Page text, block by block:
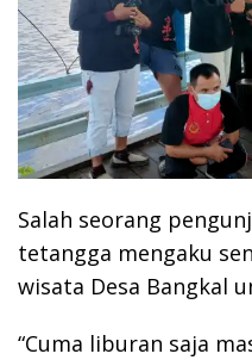
Salah seorang
tetangga mengaku
wisata Desa Bangkal
“Cuma liburan saja